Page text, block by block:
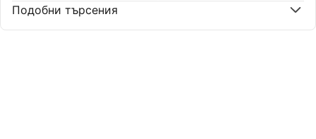
Подобни търсения